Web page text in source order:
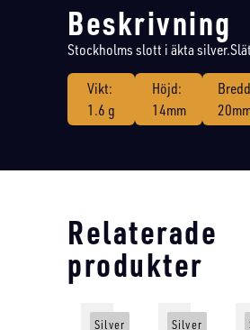
Beskrivning
Stockholms slott i äkta
Vikt:
1.6 g
Höjd:
14mm
Relaterade
produkter
Silver Silver